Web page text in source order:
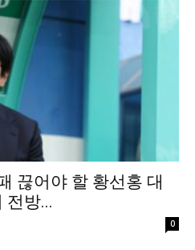
끊어야 할 황선홍 대
전방...
0